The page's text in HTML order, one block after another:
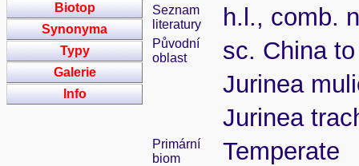
Biotop
Synonyma
Typy
Galerie
Info
Seznam
literatury
h.l., comb.
Původní
oblast
sc. China
Jurinea
Jurinea
Primární
biom
Temperate